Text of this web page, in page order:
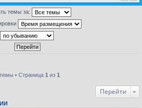
темы за:
• Страница 1 из 1
Перейти